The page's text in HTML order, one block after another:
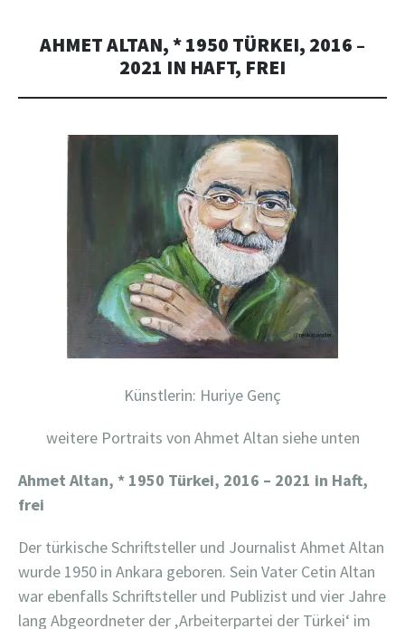
AHMET ALTAN, * 1950 TÜRKEI, 2016 –
2021 IN HAFT, FREI
Künstlerin: Huriye Genç
weitere Portraits von Ahmet Altan siehe unten
Ahmet Altan, * 1950 Türkei, 2016 – 2021 in Haft,
frei
Der türkische Schriftsteller und Journalist Ahmet Altan
wurde 1950 in Ankara geboren. Sein Vater Cetin Altan
war ebenfalls Schriftsteller und Publizist und vier Jahre
lang Abgeordneter der ‚Arbeiterpartei der Türkei‘ im